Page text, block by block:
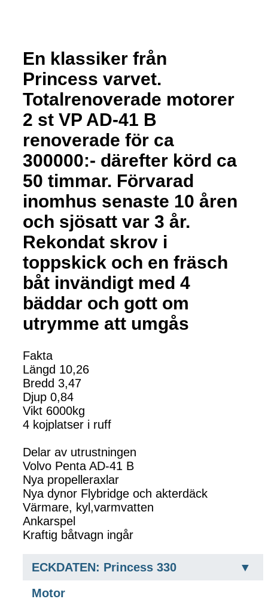
En klassiker från
Princess varvet.
Totalrenoverade motorer
2 st VP AD-41 B
renoverade för ca
300000:- därefter körd ca
50 timmar. Förvarad
inomhus senaste 10 åren
och sjösatt var 3 år.
Rekondat skrov i
toppskick och en fräsch
båt invändigt med 4
bäddar och gott om
utrymme att umgås
Fakta
Längd 10,26
Bredd 3,47
Djup 0,84
Vikt 6000kg
4 kojplatser i ruff
Delar av utrustningen
Volvo Penta AD-41 B
Nya propelleraxlar
Nya dynor Flybridge och akterdäck
Värmare, kyl,varmvatten
Ankarspel
Kraftig båtvagn ingår
ECKDATEN: Princess 330
Motor